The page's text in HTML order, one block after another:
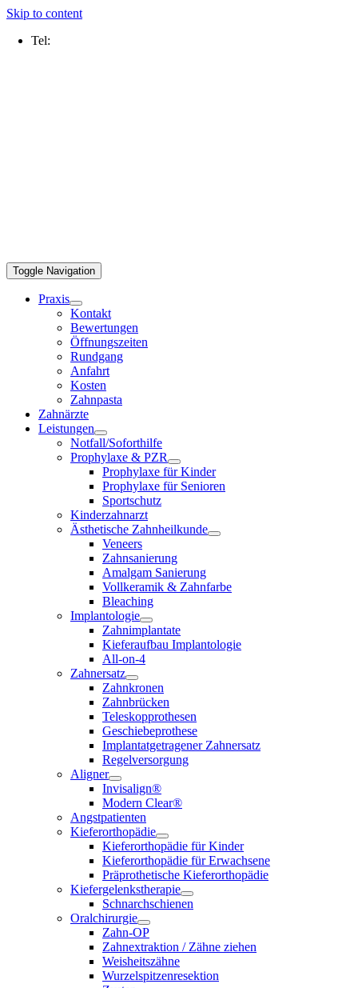
Skip to content
Tel:
Toggle Navigation
Praxis
Kontakt
Bewertungen
Öffnungszeiten
Rundgang
Anfahrt
Kosten
Zahnpasta
Zahnärzte
Leistungen
Notfall/Soforthilfe
Prophylaxe & PZR
Prophylaxe für Kinder
Prophylaxe für Senioren
Sportschutz
Kinderzahnarzt
Ästhetische Zahnheilkunde
Veneers
Zahnsanierung
Amalgam Sanierung
Vollkeramik & Zahnfarbe
Bleaching
Implantologie
Zahnimplantate
Kieferaufbau Implantologie
All-on-4
Zahnersatz
Zahnkronen
Zahnbrücken
Teleskopprothesen
Geschiebeprothese
Implantatgetragener Zahnersatz
Regelversorgung
Aligner
Invisalign®
Modern Clear®
Angstpatienten
Kieferorthopädie
Kieferorthopädie für Kinder
Kieferorthopädie für Erwachsene
Präprothetische Kieferorthopädie
Kiefergelenkstherapie
Schnarchschienen
Oralchirurgie
Zahn-OP
Zahnextraktion / Zähne ziehen
Weisheitszähne
Wurzelspitzenresektion